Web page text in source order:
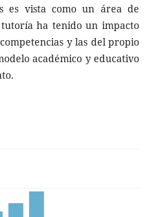
es vista como un área de
ha tenido un impacto
y las del propio
académico y educativo